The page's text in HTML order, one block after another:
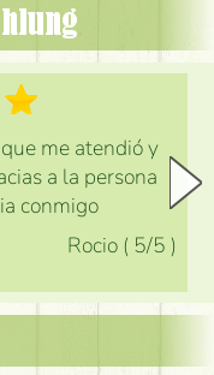
me atendió y
a la persona
conmigo
Rocio ( 5/5 )